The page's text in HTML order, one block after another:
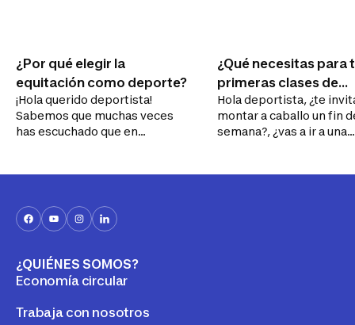
¿Por qué elegir la
equitación como deporte?
¡Hola querido deportista!
Sabemos que muchas veces
has escuchado que en
hobby costoso
¿Qué necesitas para
primeras clases de
equitación?
Hola deportista, ¿te
montar a caballo un fin
semana?, ¿vas a ir a una
¿QUIÉNES SOMOS?
Economía circular
Trabaja con nosotros